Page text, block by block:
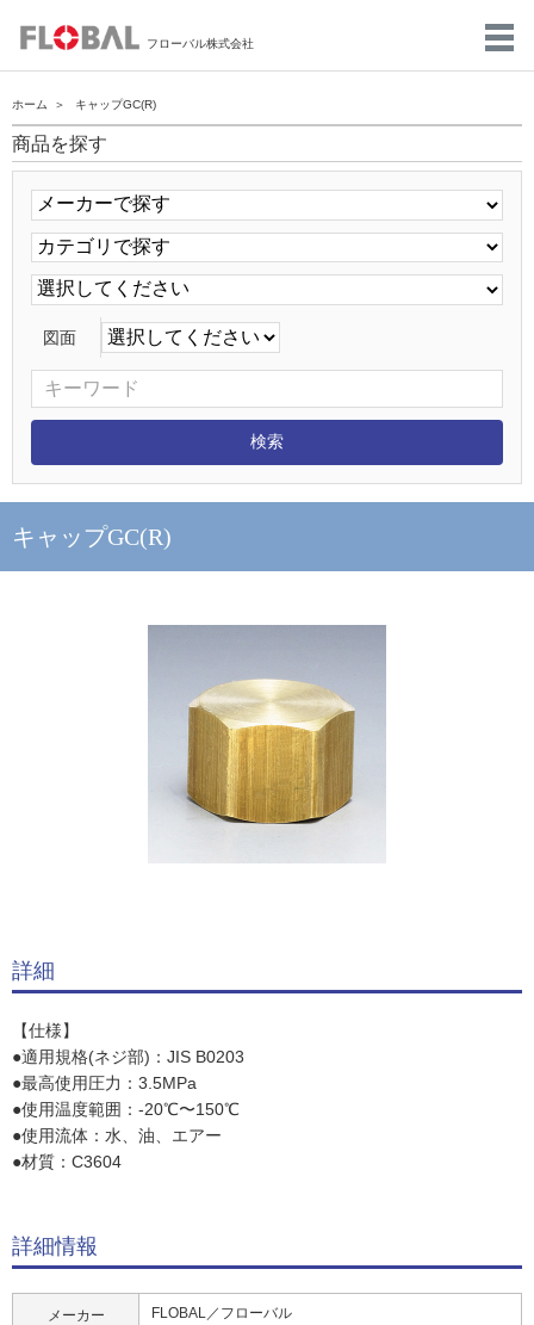
フローバル株式会社
ホーム キャップGC(R)
商品を探す
図面
キャップGC(R)
詳細
【仕様】
●適用規格(ネジ部)：JIS B0203
●最高使用圧力：3.5MPa
●使用温度範囲：-20℃〜150℃
●使用流体：水、油、エアー
●材質：C3604
詳細情報
メーカー FLOBAL／フローバル